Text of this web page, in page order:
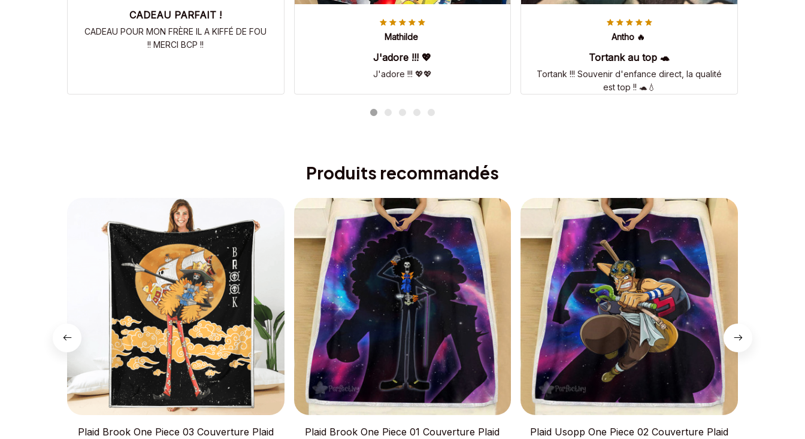
CADEAU PARFAIT !
CADEAU POUR MON FRÈRE IL A KIFFÉ DE FOU
!! MERCI BCP !!
Mathilde
J'adore !!! 💖
J'adore !!! 💖💖
Antho 🔥
Tortank au top 🐢
Tortank !!! Souvenir d'enfance direct, la qualité
est top !! 🐢💧
Produits recommandés
Plaid Brook One Piece 03 Couverture Plaid
Plaid Brook One Piece 01 Couverture Plaid
Plaid Usopp One Piece 02 Couverture Plaid